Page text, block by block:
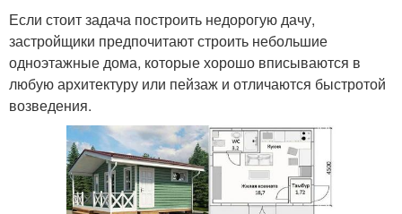
Если стоит задача построить недорогую дачу,
застройщики предпочитают строить небольшие
одноэтажные дома, которые хорошо вписываются в
любую архитектуру или пейзаж и отличаются быстротой
возведения.